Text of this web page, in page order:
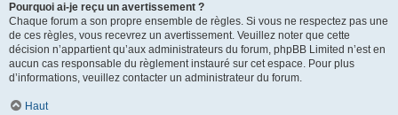
Pourquoi ai-je reçu un avertissement ?
Chaque forum a son propre ensemble de règles. Si vous ne respectez pas une
de ces règles, vous recevrez un avertissement. Veuillez noter que cette
décision n’appartient qu’aux administrateurs du forum, phpBB Limited n’est en
aucun cas responsable du règlement instauré sur cet espace. Pour plus
d’informations, veuillez contacter un administrateur du forum.
Haut